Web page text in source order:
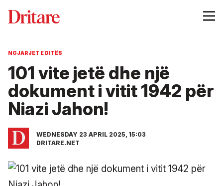
NGJARJET E DITËS
101 vite jetë dhe një
dokument i vitit 1942 për
Niazi Jahon!
WEDNESDAY 23 APRIL 2025, 15:03
DRITARE.NET